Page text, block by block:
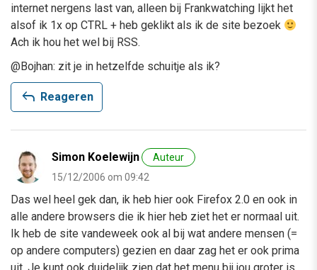
internet nergens last van, alleen bij Frankwatching lijkt het
alsof ik 1x op CTRL + heb geklikt als ik de site bezoek
Ach ik hou het wel bij RSS.
@Bojhan: zit je in hetzelfde schuitje als ik?
reply Reageren
Simon Koelewijn
Auteur
15/12/2006 om 09:42
Das wel heel gek dan, ik heb hier ook Firefox 2.0 en ook in
alle andere browsers die ik hier heb ziet het er normaal uit.
Ik heb de site vandeweek ook al bij wat andere mensen (=
op andere computers) gezien en daar zag het er ook prima